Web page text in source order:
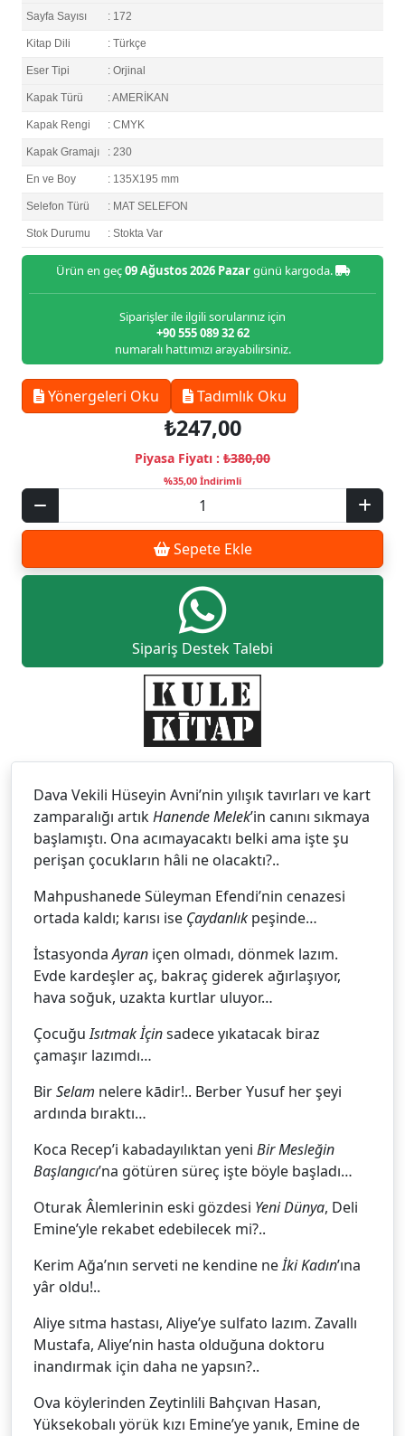
Sayfa Sayısı : 172
Kitap Dili : Türkçe
Eser Tipi : Orjinal
Kapak Türü : AMERİKAN
Kapak Rengi : CMYK
Kapak Gramajı : 230
En ve Boy : 135X195 mm
Selefon Türü : MAT SELEFON
Stok Durumu : Stokta Var
Ürün en geç09 Ağustos 2026 Pazargünü kargoda.
Siparişler ile ilgili sorularınız için
+90 555 089 32 62
numaralı hattımızı arayabilirsiniz.
Yönergeleri Oku Tadımlık Oku
₺247,00
Piyasa Fiyatı : ₺380,00
%35,00 İndirimli
Sepete Ekle
Sipariş Destek Talebi
Dava Vekili Hüseyin Avni’nin yılışık tavırları ve kart
zamparalığı artıkHanende Melek’in canını sıkmaya
başlamıştı. Ona acımayacaktı belki ama işte şu
perişan çocukların hâli ne olacaktı?..
Mahpushanede Süleyman Efendi’nin cenazesi
ortada kaldı; karısı ise Çaydanlık peşinde…
İstasyondaAyran içen olmadı, dönmek lazım.
Evde kardeşler aç, bakraç giderek ağırlaşıyor,
hava soğuk, uzakta kurtlar uluyor…
ÇocuğuIsıtmak İçinsadece yıkatacak biraz
çamaşır lazımdı…
BirSelam nelere kādir!.. Berber Yusuf her şeyi
ardında bıraktı…
Koca Recep’i kabadayılıktan yeni Bir Mesleğin
Başlangıcı’na götüren süreç işte böyle başladı…
Oturak Âlemlerinin eski gözdesi Yeni Dünya, Deli
Emine’yle rekabet edebilecek mi?..
Kerim Ağa’nın serveti ne kendine neİki Kadın’ına
yâr oldu!..
Aliye sıtma hastası, Aliye’ye sulfato lazım. Zavallı
Mustafa, Aliye’nin hasta olduğuna doktoru
inandırmak için daha ne yapsın?..
Ova köylerinden Zeytinlili Bahçıvan Hasan,
Yüksekobalı yörük kızı Emine’ye yanık, Emine de